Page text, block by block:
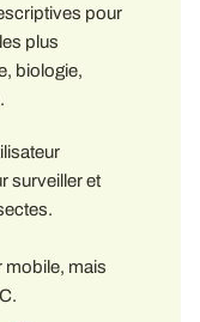
pour
plus
biologie,
surveiller et
mobile, mais